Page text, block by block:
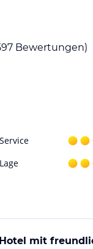
Erlebnisduschen
zum Radfahren
kostenloser
Pkw komfortabel
Bewertungen)
Service
Lage
mit